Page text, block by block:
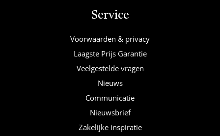
Service
Voorwaarden & privacy
Laagste Prijs Garantie
Veelgestelde vragen
Nieuws
Communicatie
Nieuwsbrief
Zakelijke inspiratie